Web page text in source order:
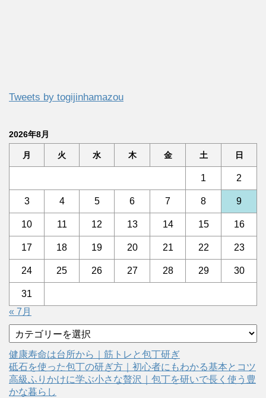
Tweets by togijinhamazou
2026年8月
月 火 水 木 金 土 日
1 2
3 4 5 6 7 8 9
10 11 12 13 14 15 16
17 18 19 20 21 22 23
24 25 26 27 28 29 30
31
« 7月
テ
ゴ
リ
ー
健康寿命は台所から｜筋トレと包丁研ぎ
砥石を使った包丁の研ぎ方｜初心者にもわかる基本とコツ
高級ふりかけに学ぶ小さな贅沢｜包丁を研いで長く使う豊
かな暮らし